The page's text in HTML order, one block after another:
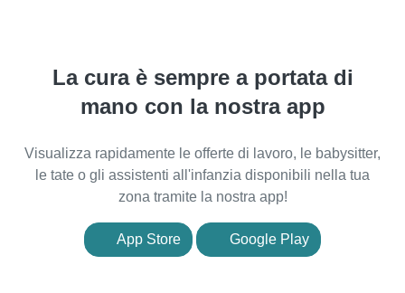
La cura è sempre a portata di
mano con la nostra app
Visualizza rapidamente le offerte di lavoro, le babysitter,
le tate o gli assistenti all'infanzia disponibili nella tua
zona tramite la nostra app!
App Store Google Play